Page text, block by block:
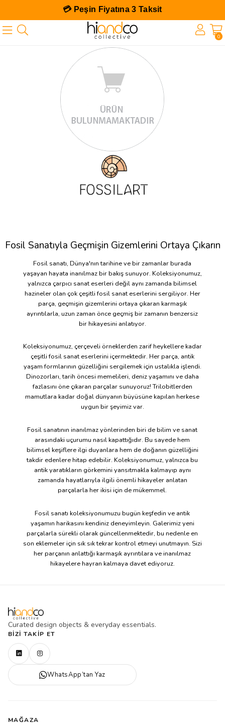
💳 Peşin Fiyatına 3 Taksit
0
Fosil Sanatıyla Geçmişin Gizemlerini Ortaya Çıkarın
Fosil sanatı, Dünya'nın tarihine ve bir zamanlar burada
yaşayan hayata inanılmaz bir bakış sunuyor. Koleksiyonumuz,
yalnızca çarpıcı sanat eserleri değil aynı zamanda bilimsel
hazineler olan çok çeşitli fosil sanat eserlerini sergiliyor. Her
parça, geçmişin gizemlerini ortaya çıkaran karmaşık
ayrıntılarla, uzun zaman önce geçmiş bir zamanın benzersiz
bir hikayesini anlatıyor.
Koleksiyonumuz, çerçeveli örneklerden zarif heykellere kadar
çeşitli fosil sanat eserlerini içermektedir. Her parça, antik
yaşam formlarının güzelliğini sergilemek için ustalıkla işlendi.
Dinozorları, tarih öncesi memelileri, deniz yaşamını ve daha
fazlasını öne çıkaran parçalar sunuyoruz! Trilobitlerden
mamutlara kadar doğal dünyanın büyüsüne kapılan herkese
uygun bir şeyimiz var.
Fosil sanatının inanılmaz yönlerinden biri de bilim ve sanat
arasındaki uçurumu nasıl kapattığıdır. Bu sayede hem
bilimsel keşiflere ilgi duyanlara hem de doğanın güzelliğini
takdir edenlere hitap edebilir. Koleksiyonumuz, yalnızca bu
antik yaratıkların görkemini yansıtmakla kalmayıp aynı
zamanda hayatlarıyla ilgili önemli hikayeler anlatan
parçalarla her ikisi için de mükemmel.
Fosil sanatı koleksiyonumuzu bugün keşfedin ve antik
yaşamın harikasını kendiniz deneyimleyin. Galerimiz yeni
parçalarla sürekli olarak güncellenmektedir, bu nedenle en
son eklemeler için sık sık tekrar kontrol etmeyi unutmayın. Sizi
her parçanın anlattığı karmaşık ayrıntılara ve inanılmaz
hikayelere hayran kalmaya davet ediyoruz.
Curated design objects & everyday essentials.
BIZI TAKIP ET
WhatsApp’tan Yaz
MAĞAZA